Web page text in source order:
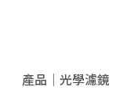
產品｜光學濾鏡